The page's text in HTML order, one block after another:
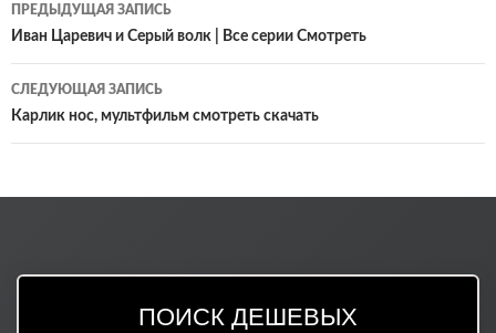
по
записям
ПРЕДЫДУЩАЯ ЗАПИСЬ
Иван Царевич и Серый волк | Все серии Смотреть
СЛЕДУЮЩАЯ ЗАПИСЬ
Карлик нос, мультфильм смотреть скачать